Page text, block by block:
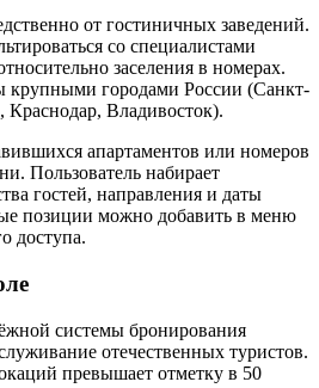
от гостиничных заведений.
со специалистами
заселения в номерах.
крупными городами России (Санкт-
Владивосток).
апартаментов или номеров
Пользователь набирает
гостей, направления и даты
позиции можно добавить в меню
доступа.
системы бронирования
отечественных туристов.
превышает отметку в 50